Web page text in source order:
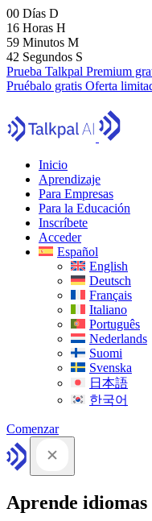
00 Días D
16 Horas H
59 Minutos M
41 Segundos S
Prueba Talkpal Premium
Pruébalo gratis Oferta
Inicio
Aprendizaje
Para Empresas
Para la Educación
Inscríbete
Acceder
Español
English
Deutsch
Français
Italiano
Português
Nederlands
Suomi
Svenska
日本語
한국어
Comenzar
Aprende